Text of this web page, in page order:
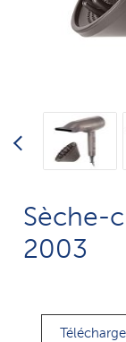
Sèche-
2003